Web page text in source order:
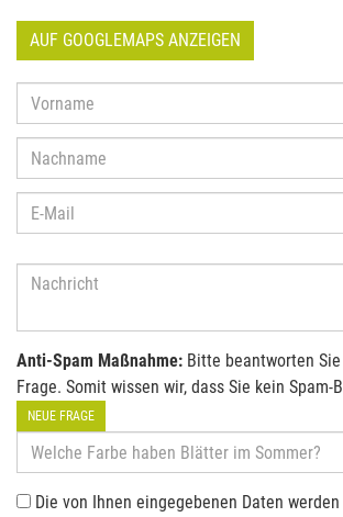
AUF GOOGLEMAPS ANZEIGEN
Anti-Spam Maßnahme: Bitte beantworten
Frage. Somit wissen wir, dass Sie kein Spam-
NEUE FRAGE
Die von Ihnen eingegebenen Daten